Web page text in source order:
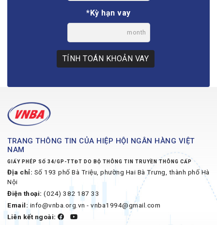
*Kỳ hạn vay
month
TÍNH TOÁN KHOẢN VAY
TRANG THÔNG TIN CỦA HIỆP HỘI NGÂN HÀNG VIỆT
NAM
GIẤY PHÉP SỐ 34/GP-TTĐT DO BỘ THÔNG TIN TRUYỀN THÔNG CẤP
Địa chỉ: Số 193 phố Bà Triệu, phường Hai Bà Trưng, thành phố Hà
Nội
Điện thoại: (024) 382 187 33
Email: info@vnba.org.vn - vnba1994@gmail.com
Liên kết ngoài: